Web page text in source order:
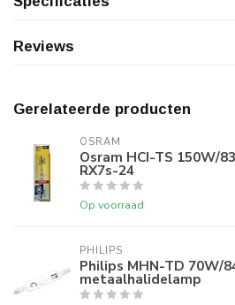
Reviews
Gerelateerde producten
OSRAM
Osram HCI-TS 150W/
RX7s-24
Op voorraad
PHILIPS
Philips MHN-TD 70W/
metaalhalidelamp